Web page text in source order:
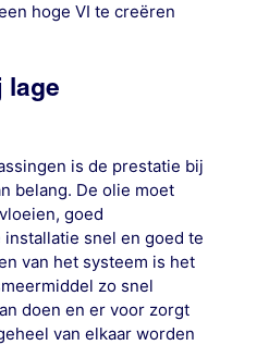
hoge VI te creëren
lage
is de prestatie bij
belang. De olie moet
goed
snel en goed te
van het systeem is het
zo snel
doen en er voor zorgt
van elkaar worden